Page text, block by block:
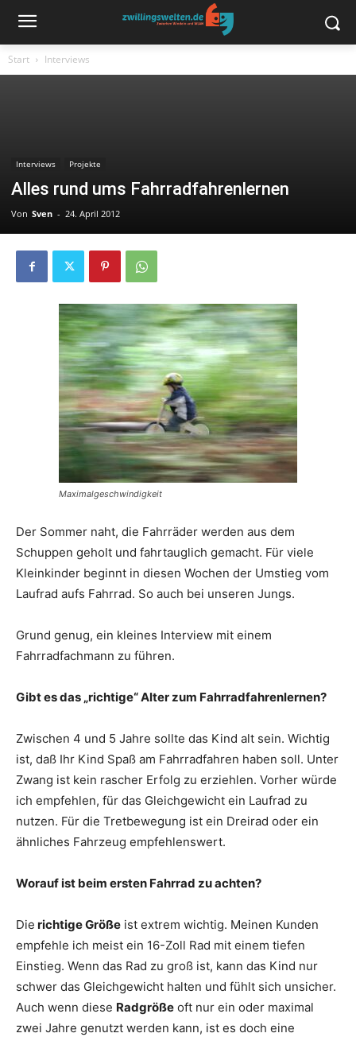
Start Interviews
Interviews Projekte
Alles rund ums Fahrradfahrenlernen
Von Sven - 24. April 2012
Maximalgeschwindigkeit
Der Sommer naht, die Fahrräder werden aus dem
Schuppen geholt und fahrtauglich gemacht. Für viele
Kleinkinder beginnt in diesen Wochen der Umstieg vom
Laufrad aufs Fahrrad. So auch bei unseren Jungs.
Grund genug, ein kleines Interview mit einem
Fahrradfachmann zu führen.
Gibt es das „richtige“ Alter zum Fahrradfahrenlernen?
Zwischen 4 und 5 Jahre sollte das Kind alt sein. Wichtig
ist, daß Ihr Kind Spaß am Fahrradfahren haben soll. Unter
Zwang ist kein rascher Erfolg zu erziehlen. Vorher würde
ich empfehlen, für das Gleichgewicht ein Laufrad zu
nutzen. Für die Tretbewegung ist ein Dreirad oder ein
ähnliches Fahrzeug empfehlenswert.
Worauf ist beim ersten Fahrrad zu achten?
Die richtige Größe ist extrem wichtig. Meinen Kunden
empfehle ich meist ein 16-Zoll Rad mit einem tiefen
Einstieg. Wenn das Rad zu groß ist, kann das Kind nur
schwer das Gleichgewicht halten und fühlt sich unsicher.
Auch wenn diese Radgröße oft nur ein oder maximal
zwei Jahre genutzt werden kann, ist es doch eine